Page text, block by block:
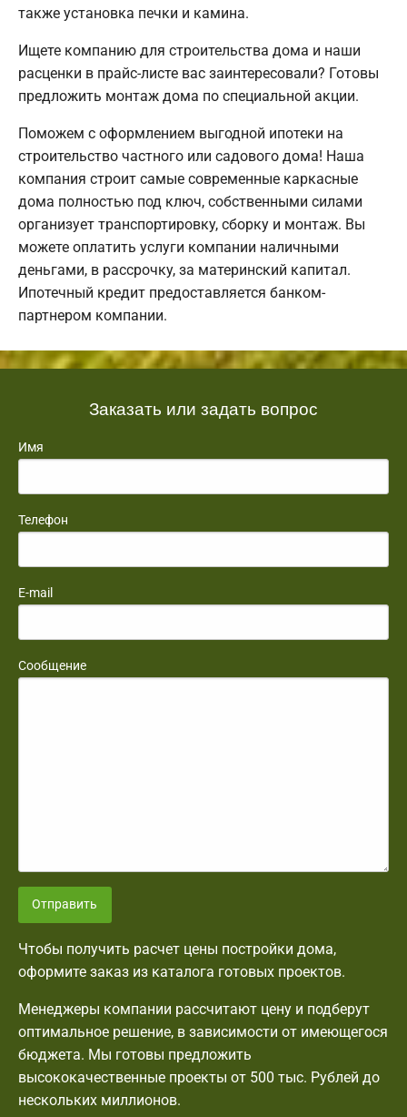
также установка печки и камина.
Ищете компанию для строительства дома и наши
расценки в прайс-листе вас заинтересовали? Готовы
предложить монтаж дома по специальной акции.
Поможем с оформлением выгодной ипотеки на
строительство частного или садового дома! Наша
компания строит самые современные каркасные
дома полностью под ключ, собственными силами
организует транспортировку, сборку и монтаж. Вы
можете оплатить услуги компании наличными
деньгами, в рассрочку, за материнский капитал.
Ипотечный кредит предоставляется банком-
партнером компании.
Заказать или задать вопрос
Имя
Телефон
E-mail
Сообщение
Отправить
Чтобы получить расчет цены постройки дома,
оформите заказ из каталога готовых проектов.
Менеджеры компании рассчитают цену и подберут
оптимальное решение, в зависимости от имеющегося
бюджета. Мы готовы предложить
высококачественные проекты от 500 тыс. Рублей до
нескольких миллионов.